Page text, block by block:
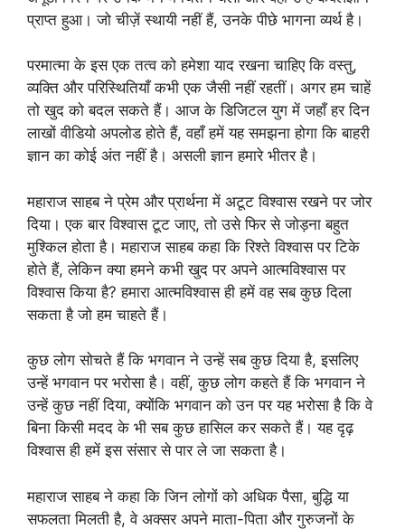
प्राप्त हुआ। जो चीज़ें स्थायी नहीं हैं, उनके पीछे भागना व्यर्थ है।
परमात्मा के इस एक तत्व को हमेशा याद रखना चाहिए कि वस्तु,
व्यक्ति और परिस्थितियाँ कभी एक जैसी नहीं रहतीं। अगर हम चाहें
तो खुद को बदल सकते हैं। आज के डिजिटल युग में जहाँ हर दिन
लाखों वीडियो अपलोड होते हैं, वहाँ हमें यह समझना होगा कि बाहरी
ज्ञान का कोई अंत नहीं है। असली ज्ञान हमारे भीतर है।
महाराज साहब ने प्रेम और प्रार्थना में अटूट विश्वास रखने पर जोर
दिया। एक बार विश्वास टूट जाए, तो उसे फिर से जोड़ना बहुत
मुश्किल होता है। महाराज साहब कहा कि रिश्ते विश्वास पर टिके
होते हैं, लेकिन क्या हमने कभी खुद पर अपने आत्मविश्वास पर
विश्वास किया है? हमारा आत्मविश्वास ही हमें वह सब कुछ दिला
सकता है जो हम चाहते हैं।
कुछ लोग सोचते हैं कि भगवान ने उन्हें सब कुछ दिया है, इसलिए
उन्हें भगवान पर भरोसा है। वहीं, कुछ लोग कहते हैं कि भगवान ने
उन्हें कुछ नहीं दिया, क्योंकि भगवान को उन पर यह भरोसा है कि वे
बिना किसी मदद के भी सब कुछ हासिल कर सकते हैं। यह दृढ़
विश्वास ही हमें इस संसार से पार ले जा सकता है।
महाराज साहब ने कहा कि जिन लोगों को अधिक पैसा, बुद्धि या
सफलता मिलती है, वे अक्सर अपने माता-पिता और गुरुजनों के